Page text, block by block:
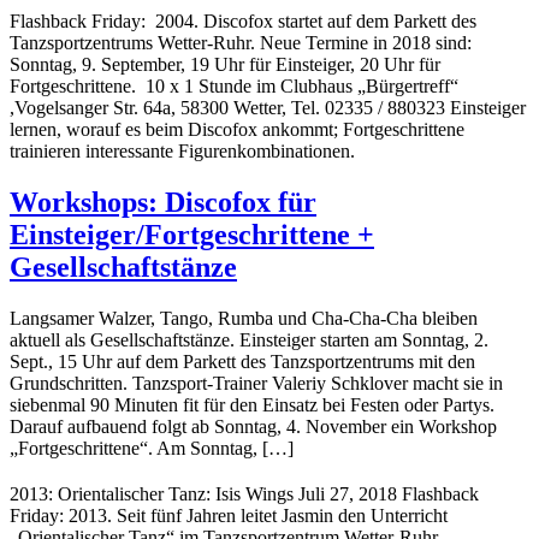
Flashback Friday: 2004. Discofox startet auf dem Parkett des
Tanzsportzentrums Wetter-Ruhr. Neue Termine in 2018 sind:
Sonntag, 9. September, 19 Uhr für Einsteiger, 20 Uhr für
Fortgeschrittene. 10 x 1 Stunde im Clubhaus „Bürgertreff“
,Vogelsanger Str. 64a, 58300 Wetter, Tel. 02335 / 880323 Einsteiger
lernen, worauf es beim Discofox ankommt; Fortgeschrittene
trainieren interessante Figurenkombinationen.
Workshops: Discofox für
Einsteiger/Fortgeschrittene +
Gesellschaftstänze
Langsamer Walzer, Tango, Rumba und Cha-Cha-Cha bleiben
aktuell als Gesellschaftstänze. Einsteiger starten am Sonntag, 2.
Sept., 15 Uhr auf dem Parkett des Tanzsportzentrums mit den
Grundschritten. Tanzsport-Trainer Valeriy Schklover macht sie in
siebenmal 90 Minuten fit für den Einsatz bei Festen oder Partys.
Darauf aufbauend folgt ab Sonntag, 4. November ein Workshop
„Fortgeschrittene“. Am Sonntag, […]
2013: Orientalischer Tanz: Isis Wings Juli 27, 2018 Flashback
Friday: 2013. Seit fünf Jahren leitet Jasmin den Unterricht